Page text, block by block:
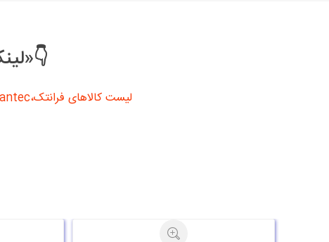
لیست کالاهای فرانتک،frantec